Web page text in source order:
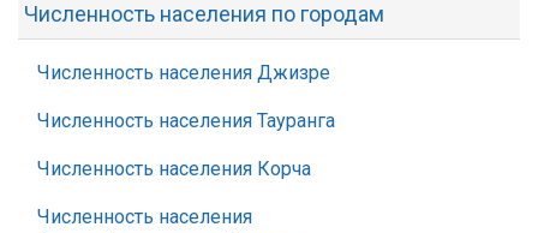
Численность населения по городам
Численность населения Джизре
Численность населения Тауранга
Численность населения Корча
Численность населения